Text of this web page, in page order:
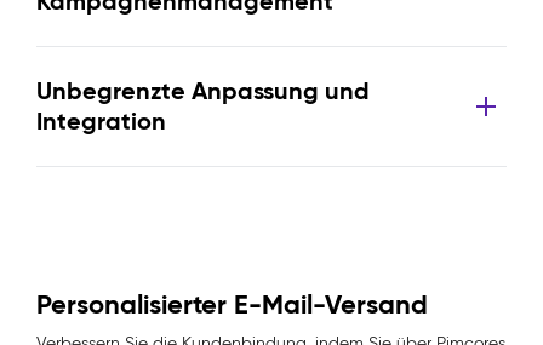
Unbegrenzte Anpassung und
Integration
Personalisierter E-Mail-Versand